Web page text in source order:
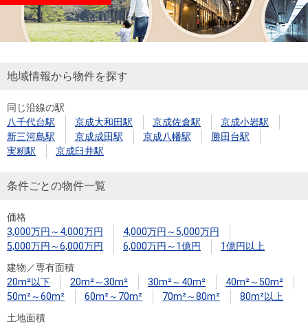
地域情報から物件を探す
同じ沿線の駅
八千代台駅
京成大和田駅 京成佐倉駅
京成小岩駅
新三河島駅
京成成田駅 京成八幡駅
勝田台駅
実籾駅
京成臼井駅
条件ごとの物件一覧
価格
3,000万円～4,000万円
4,000万円～5,000万円
5,000万円～6,000万円
6,000万円～1億円
1億円以上
建物／専有面積
20m²以下
20m²～30m² 30m²～40m²
40m²～50m²
50m²～60m²
60m²～70m² 70m²～80m²
80m²以上
土地面積